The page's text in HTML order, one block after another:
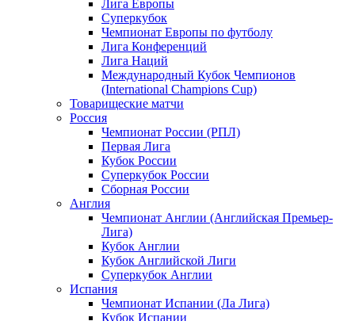
Лига Европы
Суперкубок
Чемпионат Европы по футболу
Лига Конференций
Лига Наций
Международный Кубок Чемпионов
(International Champions Cup)
Товарищеские матчи
Россия
Чемпионат России (РПЛ)
Первая Лига
Кубок России
Суперкубок России
Сборная России
Англия
Чемпионат Англии (Английская Премьер-
Лига)
Кубок Англии
Кубок Английской Лиги
Суперкубок Англии
Испания
Чемпионат Испании (Ла Лига)
Кубок Испании